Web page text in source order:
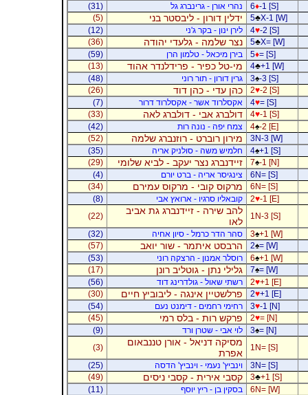
6♦-1 [S] נהרי אורן - גרינברג גל
(31)
5♣X-1 [W] ידלין דורון - ליבסטר בני
(5)
4♥-2 [S] לירן ינון - בקר ג'ני
(12)
5♣X= [W] נצר שלמה - גלעדי יהודה
(36)
5♦= [S] בירן מיכאל - טלמון הרן
(59)
4♣+1 [W] מי-טל כפיר - פרידלנדר אהוד
(13)
3♠-3 [S] גרין דורון - תור רוני
(48)
2♥-2 [S] כהן עדי - כהן דוד
(26)
4♥= [S] אקסלרוד אשר - אקסלרוד דרור
(7)
4♥-1 [S] דולברג אבי - דולברג לאה
(33)
4♠-2 [E] צמח יפה - נונה רות
(42)
3N-3 [W]
מירון רוברט - רוזנברג שלמה
(52)
4♠+1 [S] חלמיש משה - סולניק אריה
(35)
7♠-1 [N] זיידנברג נצר יעקב - לביא שלומי
(29)
6N= [S]
צינגיסר אריה - ברט יורם
(4)
6N= [S]
מרקוס קובי - מרקוס עמירם
(34)
2♥-1 [E] קובאליו סרגיו - ארואץ אבי
(8)
1N-3 [S]
להב שירה - זיידנברג גת אביב
לאו
(22)
3♠+1 [W] סהר הדר כרמל - סיון אחיה
(32)
2♠= [W] הרבסט איתמר - שור יואב
(57)
6♠+1 [W] רוסלר אמנון - הרצקה רוני
(53)
7♠= [W] גלילי נתן - גוטליב רונן
(17)
2♥+1 [E] רשתי שאול - גולדרינג דוד
(56)
2♥+1 [E] פרלשטיין אינגה - ליבוביץ חיים
(30)
3♥-1 [N] רחימי רחמים - דימנט נעם
(54)
2♥= [N] פרקש רות - בלס רמי
(45)
3♠= [N] לוי אבי - שטרן ורד
(9)
1N= [S]
מסיקה דניאל - אורן טננבאום
אפרת
(3)
3N= [S]
וינביץ' נעמי - וינביץ' הדסה
(25)
3♣+1 [S] קסבי אירית - קסבי ניסים
(49)
6N= [W]
בסקין בן - ריץ יוסף
(11)